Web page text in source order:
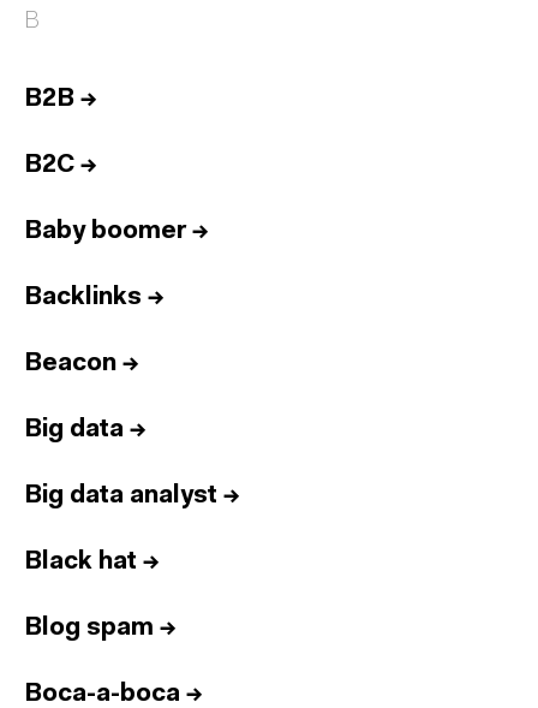
B
B2B →
B2C →
Baby boomer→
Backlinks →
Beacon →
Big data →
Big data analyst →
Black hat →
Blog spam →
Boca-a-boca →